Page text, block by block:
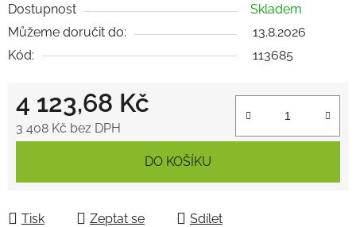
Dostupnost
Skladem
Můžeme doručit do:
13.8.2026
Kód:
113685
4 123,68 Kč
3 408 Kč bez DPH
DO KOŠÍKU
Tisk Zeptat se Sdílet